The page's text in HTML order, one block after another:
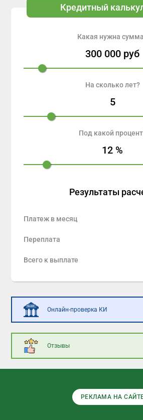
Кредитный
Какая нужна
300 000 руб
На сколько лет?
5
Под какой
12 %
Результаты
Платеж в месяц
Переплата
Всего к выплате
Онлайн-проверка КИ
Отзывы
РЕКЛАМА НА